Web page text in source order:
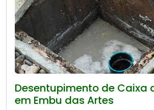
Desentupimento de Caixa
em Embu das Artes